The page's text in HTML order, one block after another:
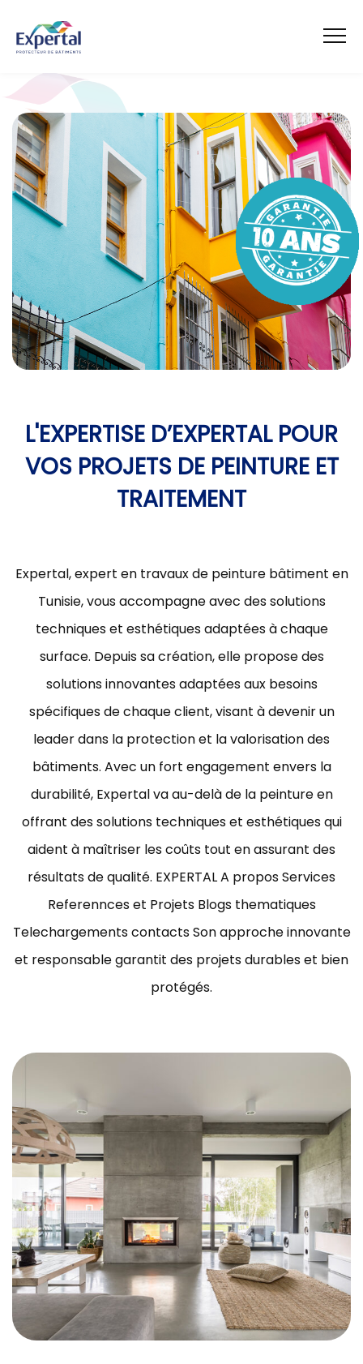
L'EXPERTISE D’EXPERTAL POUR
VOS PROJETS DE PEINTURE ET
TRAITEMENT
Expertal, expert en travaux de peinture bâtiment en
Tunisie, vous accompagne avec des solutions
techniques et esthétiques adaptées à chaque
surface. Depuis sa création, elle propose des
solutions innovantes adaptées aux besoins
spécifiques de chaque client, visant à devenir un
leader dans la protection et la valorisation des
bâtiments. Avec un fort engagement envers la
durabilité, Expertal va au-delà de la peinture en
offrant des solutions techniques et esthétiques qui
aident à maîtriser les coûts tout en assurant des
résultats de qualité. EXPERTAL A propos Services
Referennces et Projets Blogs thematiques
Telechargements contacts Son approche innovante
et responsable garantit des projets durables et bien
protégés.